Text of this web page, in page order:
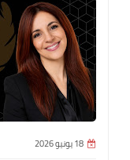
18 يونيو 2026